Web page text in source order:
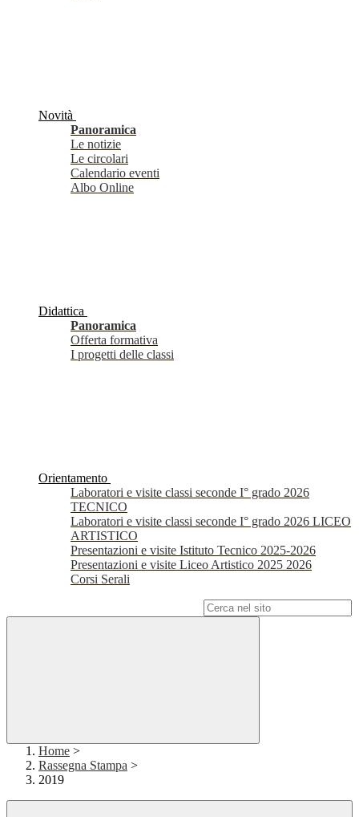
Novità
Panoramica
Le notizie
Le circolari
Calendario eventi
Albo Online
Didattica
Panoramica
Offerta formativa
I progetti delle classi
Orientamento
Laboratori e visite classi seconde I° grado 2026
TECNICO
Laboratori e visite classi seconde I° grado 2026 LICEO
ARTISTICO
Presentazioni e visite Istituto Tecnico 2025-2026
Presentazioni e visite Liceo Artistico 2025 2026
Corsi Serali
Home >
Rassegna Stampa >
2019